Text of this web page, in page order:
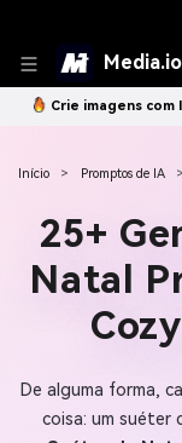
Media.io
Crie imagens com
Início > Promptos de IA >
25+
Natal
De alguma forma,
coisa: um suéter